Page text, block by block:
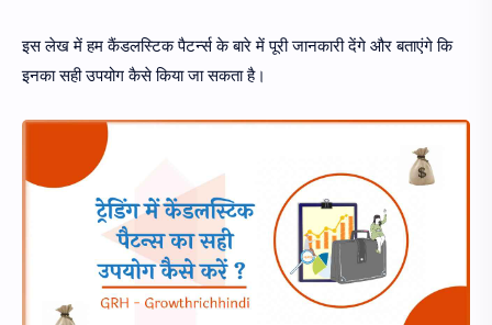
इस लेख में हम कैंडलस्टिक पैटर्न्स के बारे में पूरी जानकारी देंगे और बताएंगे कि
इनका सही उपयोग कैसे किया जा सकता है।